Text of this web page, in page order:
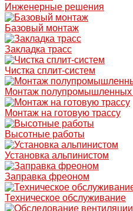
Инженерные решения
Базовый монтаж
Закладка трасс
Чистка сплит-систем
Монтаж полупромышленных
Монтаж на готовую трассу
Высотные работы
Установка альпинистом
Заправка фреоном
Техническое обслуживание